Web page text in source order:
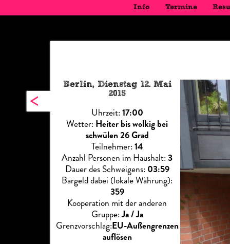
Info Termine
<
Berlin, Dienstag 12. Mai
2015
Uhrzeit: 17:00
Wetter: Heiter bis wolkig bei
schwülen 26 Grad
Teilnehmer: 14
Anzahl Personen im Haushalt: 3
Dauer des Schweigens: 03:59
Bargeld dabei (lokale Währung):
359
Kooperation mit der anderen
Gruppe:Ja / Ja
Grenzvorschlag:EU-Außengrenzen
auflösen